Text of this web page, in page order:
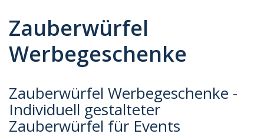
Zauberwürfel
Werbegeschenke
Zauberwürfel Werbegeschenke -
Individuell gestalteter
Zauberwürfel für Events